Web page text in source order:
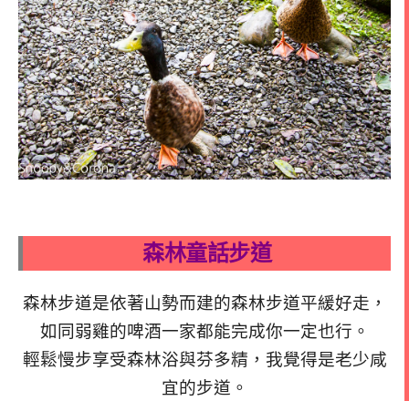
森林童話步道
森林步道是依著山勢而建的森林步道平緩好走，
如同弱雞的啤酒一家都能完成你一定也行。
輕鬆慢步享受森林浴與芬多精，我覺得是老少咸
宜的步道。